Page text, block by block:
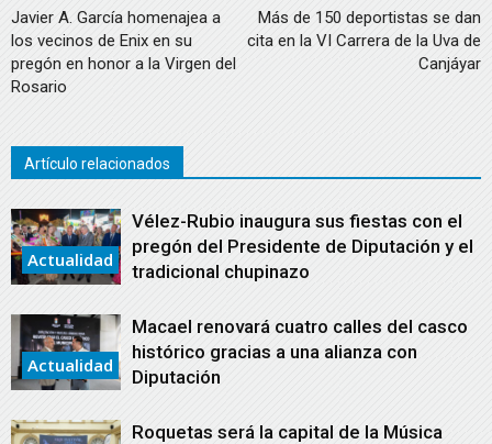
Javier A. García homenajea a
los vecinos de Enix en su
pregón en honor a la Virgen del
Rosario
Más de 150 deportistas se dan
cita en la VI Carrera de la Uva de
Canjáyar
Artículo relacionados
Actualidad
Vélez-Rubio inaugura sus fiestas con el
pregón del Presidente de Diputación y el
tradicional chupinazo
Actualidad
Macael renovará cuatro calles del casco
histórico gracias a una alianza con
Diputación
Roquetas será la capital de la Música